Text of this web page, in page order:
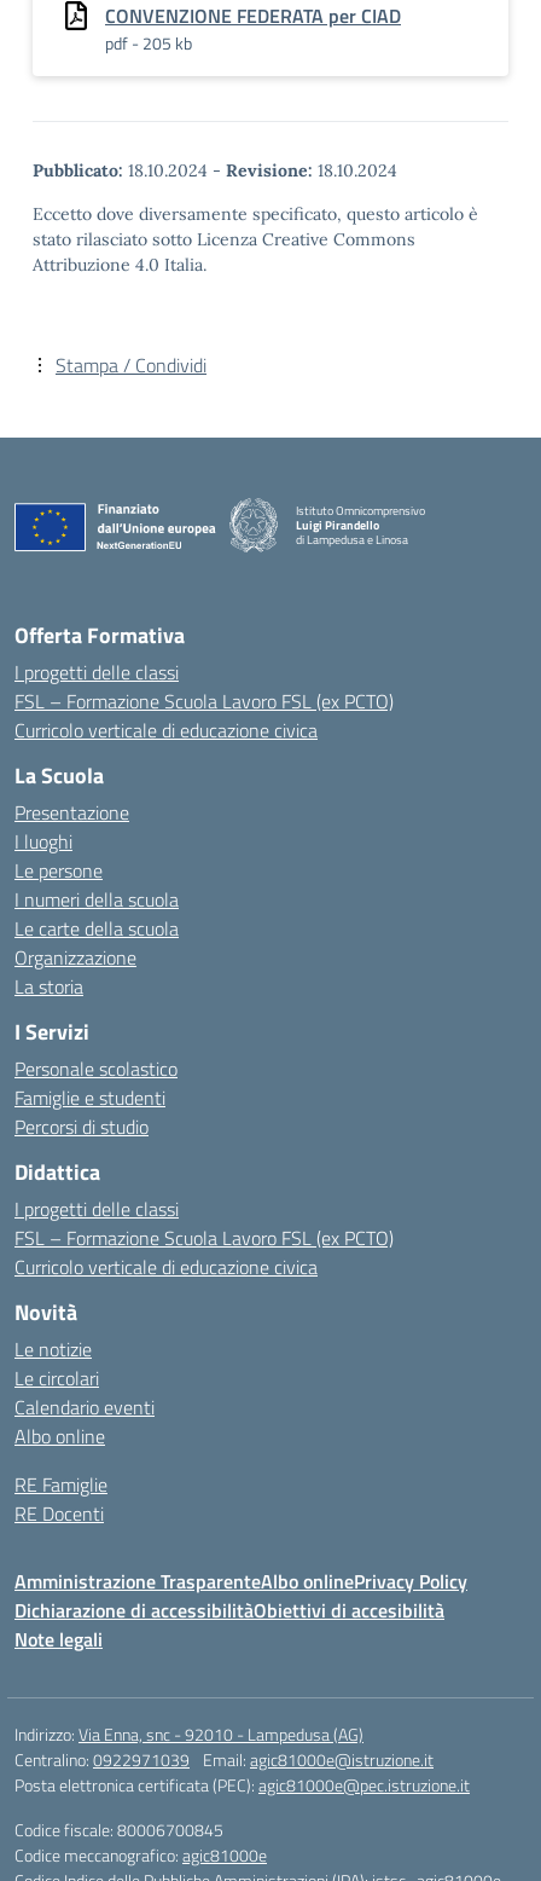
CONVENZIONE FEDERATA per CIAD
pdf - 205 kb
Pubblicato: 18.10.2024 - Revisione: 18.10.2024
Eccetto dove diversamente specificato, questo articolo è
stato rilasciato sotto Licenza Creative Commons
Attribuzione 4.0 Italia.
Stampa / Condividi
Istituto Omnicomprensivo
Luigi Pirandello
di Lampedusa e Linosa
Offerta Formativa
I progetti delle classi
FSL – Formazione Scuola Lavoro FSL (ex PCTO)
Curricolo verticale di educazione civica
La Scuola
Presentazione
I luoghi
Le persone
I numeri della scuola
Le carte della scuola
Organizzazione
La storia
I Servizi
Personale scolastico
Famiglie e studenti
Percorsi di studio
Didattica
I progetti delle classi
FSL – Formazione Scuola Lavoro FSL (ex PCTO)
Curricolo verticale di educazione civica
Novità
Le notizie
Le circolari
Calendario eventi
Albo online
RE Famiglie
RE Docenti
Amministrazione TrasparenteAlbo onlinePrivacy Policy
Dichiarazione di accessibilitàObiettivi di accesibilità
Note legali
Indirizzo:Via Enna, snc - 92010 - Lampedusa (AG)
Centralino:0922971039 Email:agic81000e@istruzione.it
Posta elettronica certificata (PEC):agic81000e@pec.istruzione.it
Codice fiscale: 80006700845
Codice meccanografico:agic81000e